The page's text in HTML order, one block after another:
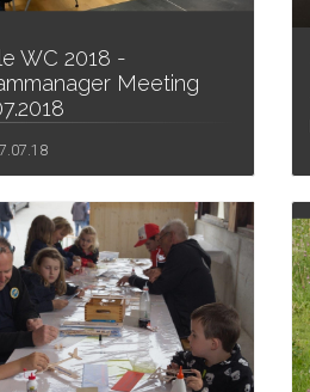
WC 2018 -
Meeting